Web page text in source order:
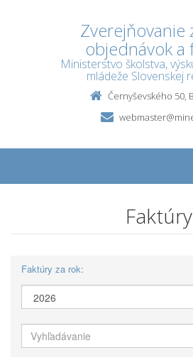
Zverejňovanie
objednávok a
Ministerstvo školstva,
mládeže Slovenskej
Černyševského 50,
Faktúry
Faktúry za rok: